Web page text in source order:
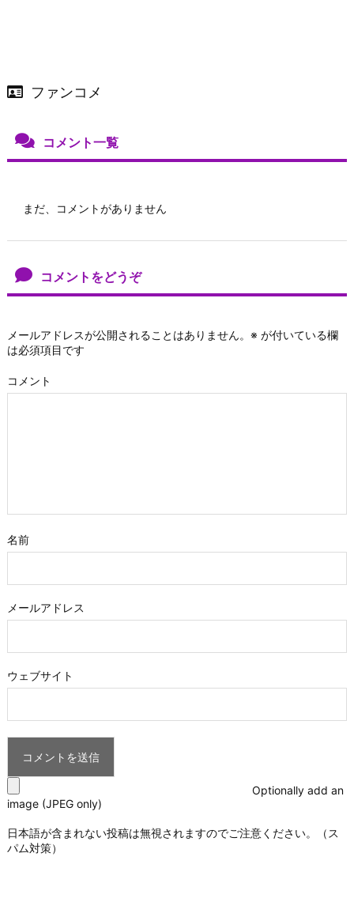
ファンコメ
コメント一覧
まだ、コメントがありません
コメントをどうぞ
メールアドレスが公開されることはありません。 ※ が付いている欄
は必須項目です
コメント
名前
メールアドレス
ウェブサイト
Optionally add an
image (JPEG only)
日本語が含まれない投稿は無視されますのでご注意ください。（ス
パム対策）